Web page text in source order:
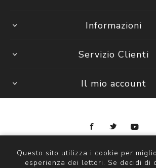
Informazioni
Servizio Clienti
Il mio account
Copyright © 2026 Ottica Scauzillo.
Questo sito utilizza i cookie per
esperienza dei lettori. Se decidi di